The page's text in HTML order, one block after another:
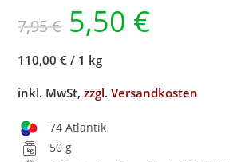
7,95€ 5,50 €
110,00 € / 1 kg
inkl. MwSt,zzgl. Versandkosten
74 Atlantik
50 g